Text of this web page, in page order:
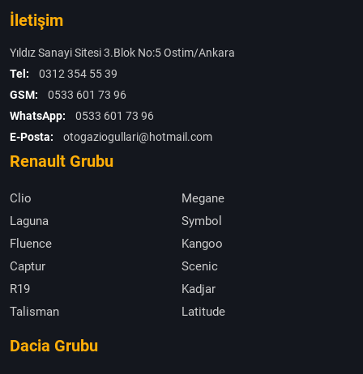
İletişim
Yıldız Sanayi Sitesi 3.Blok No:5 Ostim/Ankara
Tel:
0312 354 55 39
GSM:
0533 601 73 96
WhatsApp:
0533 601 73 96
E-Posta:
otogaziogullari@hotmail.com
Renault Grubu
Clio
Megane
Laguna
Symbol
Fluence
Kangoo
Captur
Scenic
R19
Kadjar
Talisman
Latitude
Dacia Grubu